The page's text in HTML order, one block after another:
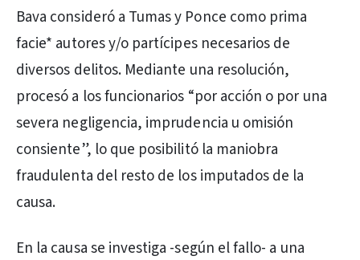
Bava consideró a Tumas y Ponce como prima
facie* autores y/o partícipes necesarios de
diversos delitos. Mediante una resolución,
procesó a los funcionarios “por acción o por una
severa negligencia, imprudencia u omisión
consiente”, lo que posibilitó la maniobra
fraudulenta del resto de los imputados de la
causa.
En la causa se investiga -según el fallo- a una